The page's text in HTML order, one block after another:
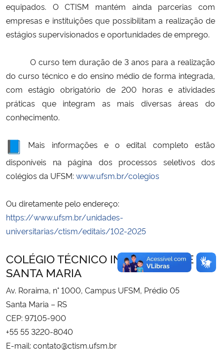
equipados. O CTISM mantém ainda parcerias com
empresas e instituições que possibilitam a realização de
estágios supervisionados e oportunidades de emprego.
O curso tem duração de 3 anos para a realização
do curso técnico e do ensino médio de forma integrada,
com estágio obrigatório de 200 horas e atividades
práticas que integram as mais diversas áreas do
conhecimento.
Mais informações e o edital completo estão
disponíveis na página dos processos seletivos dos
colégios da UFSM: www.ufsm.br/colegios
Ou diretamente pelo endereço:
https://www.ufsm.br/unidades-
universitarias/ctism/editais/102-2025
COLÉGIO TÉCNICO INDUSTRIAL DE
SANTA MARIA
Av. Roraima, n° 1000, Campus UFSM, Prédio 05
Santa Maria – RS
CEP: 97105-900
+55 55 3220-8040
E-mail: contato@ctism.ufsm.br